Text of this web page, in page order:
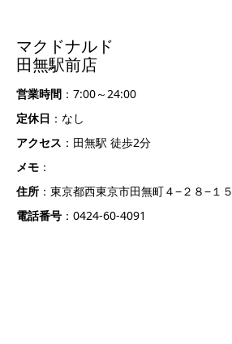
マクドナルド
田無駅前店
営業時間 ：7:00～24:00
定休日 ：なし
アクセス ：田無駅 徒歩2分
メモ ：
住所 ：東京都西東京市田無町４−２８−１５
電話番号 ：0424-60-4091